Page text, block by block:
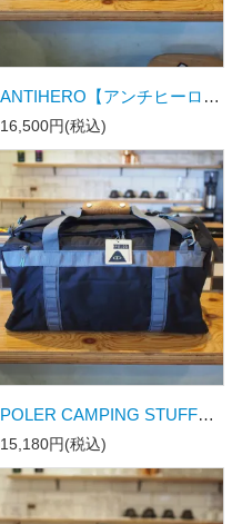
ANTIHERO【アンチヒーローバック】BASIC EAGLE DUFFEL BAG OLIVE
16,500円(税込)
POLER CAMPING STUFF【ポラーキャンピングスタッフ】EVEVATED DUFFLE BAG 49L BLK
15,180円(税込)